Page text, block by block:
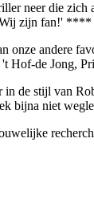
neer die zich
Wij zijn fan!'
onze andere
Hof-de Jong,
in de stijl van
bijna niet